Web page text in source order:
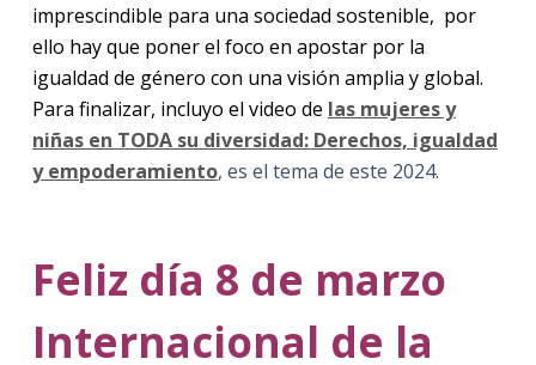
imprescindible para una sociedad sostenible, por
ello hay que poner el foco en apostar por la
igualdad de género con una visión amplia y global.
Para finalizar, incluyo el video de las mujeres y
niñas en TODA su diversidad: Derechos, igualdad
y empoderamiento, es el tema de este 2024.
Feliz día 8 de marzo
Internacional de la